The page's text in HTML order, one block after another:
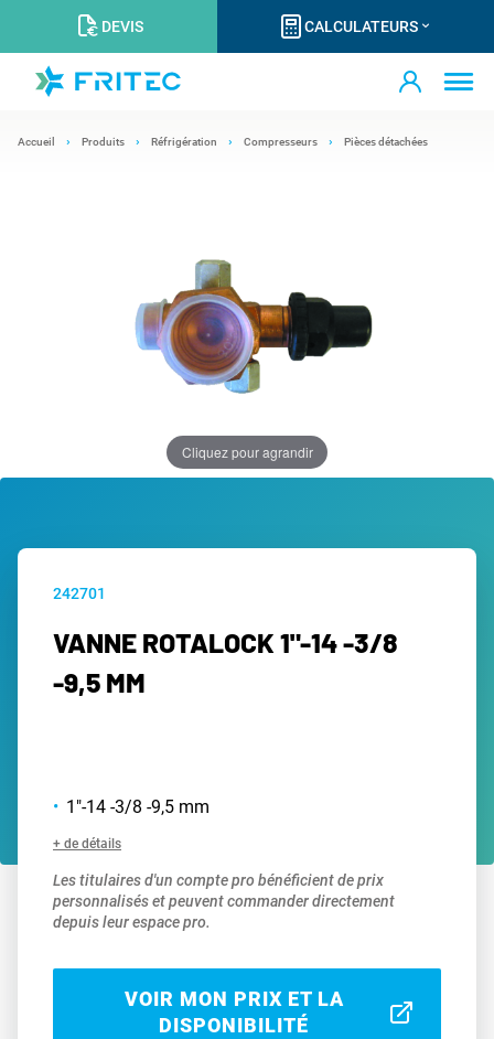
DEVIS CALCULATEURS
Accueil Produits Réfrigération Compresseurs Pièces détachées
Cliquez pour agrandir
242701
VANNE ROTALOCK 1"-14 -3/8
-9,5 MM
1"-14 -3/8 -9,5 mm
+ de détails
Les titulaires d'un compte pro bénéficient de prix
personnalisés et peuvent commander directement
depuis leur espace pro.
VOIR MON PRIX ET LA
DISPONIBILITÉ